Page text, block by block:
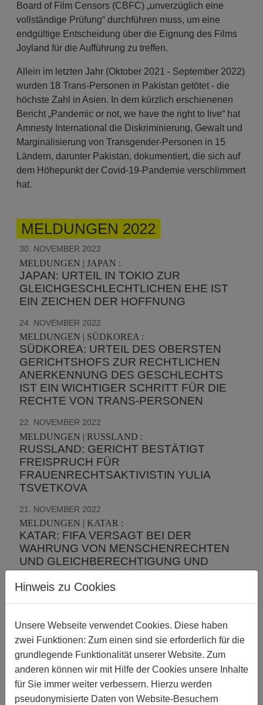
Board of Film Censors (CBFC) „unverzüglich eine
vollständige Prüfung“ durchführen muss, um eine
endgültige Entscheidung über die Eignung des Films
Joyland für die Aufführung zu treffen.
Allein im letzten Jahr (Oktober 2021 - September 2022)
wurden 18 Trans-Personen in Pakistan getötet - die
höchste Zahl in Asien. In dem kürzlich erschienenen
Bericht „Pandemic or not, we have the right to live“ hat
Amnesty International die Diskriminierung, Gewalt und
Marginalisierung von Transgender-Personen in 15
Ländern, darunter Pakistan, dokumentiert, die sich auf
dem Höhepunkt der Covid-19-Pandemie verschlimmert
hat.
MELDUNGEN 2022
30. NOVEMBER 2022
MELDUNGEN | JAPAN :
JAPAN: URTEIL IN TOKIO ZUR
GLEICHGESCHLECHTLICHEN EHE IST
EIN ZEICHEN DER HOFFNUNG
24. NOVEMBER 2022
MELDUNGEN | SÜDKOREA :
SÜDKOREA: URTEIL DES OBERSTEN
GERICHTSHOFS ZUR RECHTLICHEN
ANERKENNUNG DES GESCHLECHTS
IST EIN WICHTIGER SCHRITT FÜR DIE
RECHTE VON TRANS-PERSONEN
22. NOVEMBER 2022
MELDUNGEN | RUSSLAND :
RUSSLAND: GERICHT BESTÄTIGT
FREISPRUCH FÜR
FRAUENRECHTSAKTIVISTIN YULIA
TSVETKOVA
21. NOVEMBER 2022
MELDUNGEN | KATAR :
KATAR: FIFA VERSAGT BEI DER
WAHRUNG VON MENSCHENRECHTEN
UND GLEICHBERECHTIGUNG UND
DROHT SPIELERN MIT SANKTIONEN
PAKISTAN: VERBOT DES FILMS
„JOYLAND“, DER EINE TRANS-PERSON
ZEIGT, MUSS SOFORT RÜCKGÄNGIG
GEMACHT WERDEN
14. NOVEMBER 2022
MELDUNGEN | ASIEN | BANGLADESCH | JAPAN |
Hinweis zu Cookies
Unsere Webseite verwendet Cookies. Diese haben
zwei Funktionen: Zum einen sind sie erforderlich für die
grundlegende Funktionalität unserer Website. Zum
anderen können wir mit Hilfe der Cookies unsere Inhalte
für Sie immer weiter verbessern. Hierzu werden
pseudonymisierte Daten von Website-Besuchern